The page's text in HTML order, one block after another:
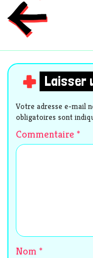
Laisser
Votre adresse e-mail
obligatoires sont
Commentaire *
Nom *